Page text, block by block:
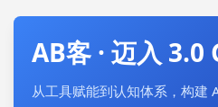
AB客 · 迈入 3.0
从工具赋能到认知体系，构建